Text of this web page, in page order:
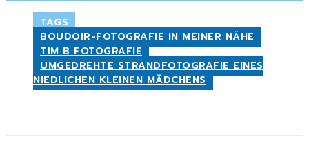
TAGS
BOUDOIR-FOTOGRAFIE IN MEINER NÄHE
TIM B FOTOGRAFIE
UMGEDREHTE STRANDFOTOGRAFIE EINES
NIEDLICHEN KLEINEN MÄDCHENS